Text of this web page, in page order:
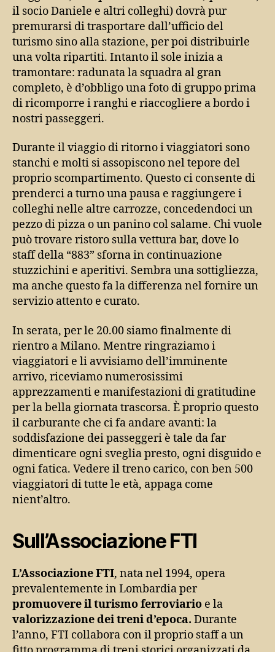
il socio Daniele e altri colleghi) dovrà pur
premurarsi di trasportare dall’ufficio del
turismo sino alla stazione, per poi distribuirle
una volta ripartiti. Intanto il sole inizia a
tramontare: radunata la squadra al gran
completo, è d’obbligo una foto di gruppo prima
di ricomporre i ranghi e riaccogliere a bordo i
nostri passeggeri.
Durante il viaggio di ritorno i viaggiatori sono
stanchi e molti si assopiscono nel tepore del
proprio scompartimento. Questo ci consente di
prenderci a turno una pausa e raggiungere i
colleghi nelle altre carrozze, concedendoci un
pezzo di pizza o un panino col salame. Chi vuole
può trovare ristoro sulla vettura bar, dove lo
staff della “883” sforna in continuazione
stuzzichini e aperitivi. Sembra una sottigliezza,
ma anche questo fa la differenza nel fornire un
servizio attento e curato.
In serata, per le 20.00 siamo finalmente di
rientro a Milano. Mentre ringraziamo i
viaggiatori e li avvisiamo dell’imminente
arrivo, riceviamo numerosissimi
apprezzamenti e manifestazioni di gratitudine
per la bella giornata trascorsa. È proprio questo
il carburante che ci fa andare avanti: la
soddisfazione dei passeggeri è tale da far
dimenticare ogni sveglia presto, ogni disguido e
ogni fatica. Vedere il treno carico, con ben 500
viaggiatori di tutte le età, appaga come
nient’altro.
Sull’Associazione FTI
L’Associazione FTI, nata nel 1994, opera
prevalentemente in Lombardia per
promuovere il turismo ferroviario e la
valorizzazione dei treni d’epoca. Durante
l’anno, FTI collabora con il proprio staff a un